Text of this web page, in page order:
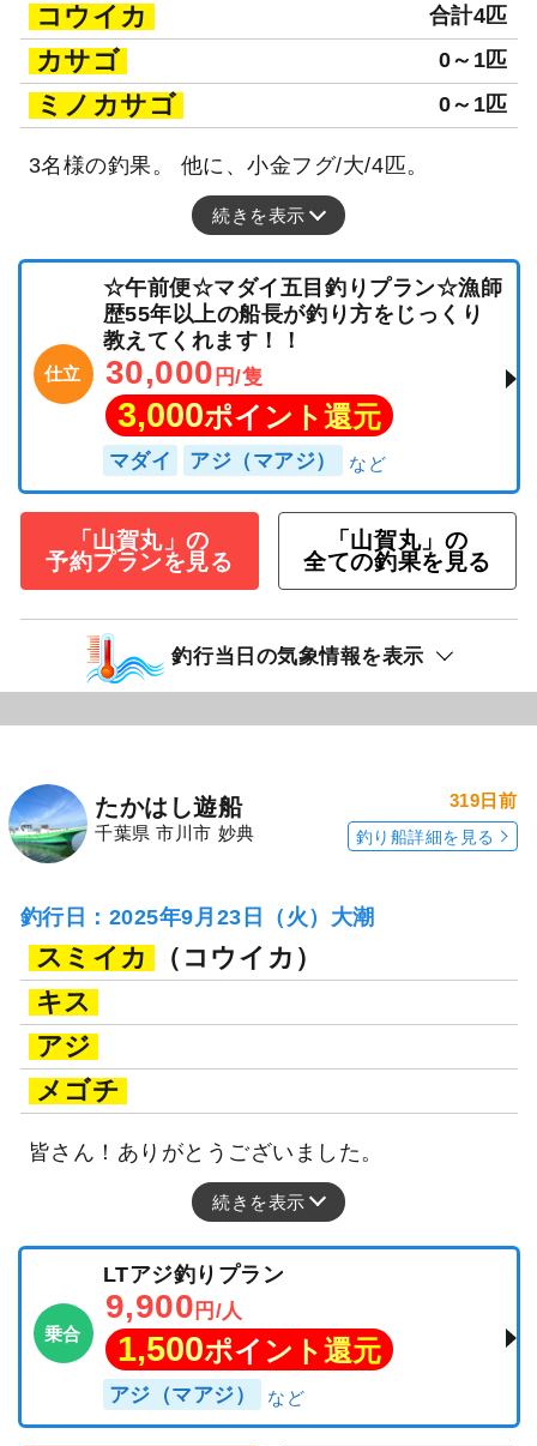
コウイカ 合計4匹
カサゴ 0～1匹
ミノカサゴ 0～1匹
3名様の釣果。 他に、小金フグ/大/4匹。
続きを表示
仕立
☆午前便☆マダイ五目釣りプラン☆漁師
歴55年以上の船長が釣り方をじっくり
教えてくれます！！
30,000 円/隻
3,000ポイント還元
マダイ アジ（マアジ）
「山賀丸」の
予約プランを見る
「山賀丸」の
全ての釣果を見る
釣行当日の気象情報を表示
たかはし遊船
千葉県 市川市 妙典
319日前
釣り船詳細を見る
釣行日：2025年9月23日（火）大潮
スミイカ
（コウイカ）
キス
アジ
メゴチ
皆さん！ありがとうございました。
続きを表示
乗合
LTアジ釣りプラン
9,900 円/人
1,500ポイント還元
アジ（マアジ）